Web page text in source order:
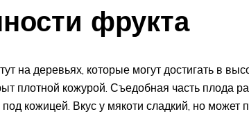
фрукта
на деревьях, которые могут достигать в
плотной кожурой. Съедобная часть плода
кожицей. Вкус у мякоти сладкий, но может